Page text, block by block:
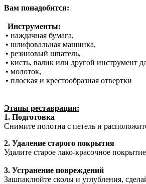
Вам понадобится:
Инструменты:
• наждачная бумага,
• шлифовальная машинка,
• резиновый шпатель,
• кисть, валик или другой инструмент
• молоток,
• плоская и крестообразная отвертки
Этапы реставрации:
1. Подготовка
Снимите полотна с петель и
2. Удаление старого покрытия
Удалите старое лако-красочное
3. Устранение повреждений
Зашпаклюйте сколы и углубления,